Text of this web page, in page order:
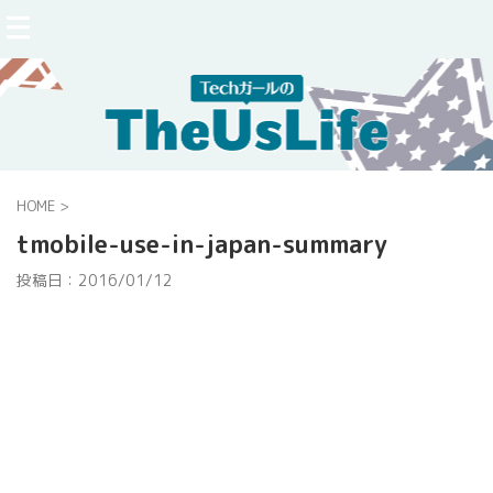
HOME >
tmobile-use-in-japan-summary
投稿日： 2016/01/12